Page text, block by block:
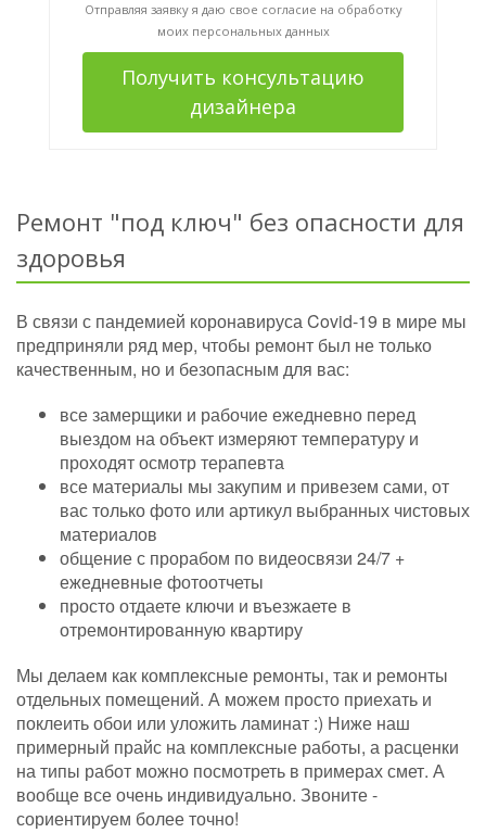
Отправляя заявку я даю свое согласие на обработку
моих персональных данных
Получить консультацию
дизайнера
Ремонт "под ключ" без опасности для
здоровья
В связи с пандемией коронавируса Covid-19 в мире мы
предприняли ряд мер, чтобы ремонт был не только
качественным, но и безопасным для вас:
все замерщики и рабочие ежедневно перед
выездом на объект измеряют температуру и
проходят осмотр терапевта
все материалы мы закупим и привезем сами, от
вас только фото или артикул выбранных чистовых
материалов
общение с прорабом по видеосвязи 24/7 +
ежедневные фотоотчеты
просто отдаете ключи и въезжаете в
отремонтированную квартиру
Мы делаем как комплексные ремонты, так и ремонты
отдельных помещений. А можем просто приехать и
поклеить обои или уложить ламинат :) Ниже наш
примерный прайс на комплексные работы, а расценки
на типы работ можно посмотреть в примерах смет. А
вообще все очень индивидуально. Звоните -
сориентируем более точно!